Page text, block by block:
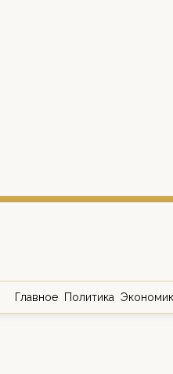
Главное Политика